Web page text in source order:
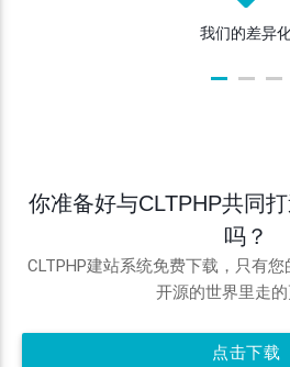
我们的差异
你准备好与CLTPHP共同
吗？
CLTPHP建站系统免费下载，只有
开源的世界里走的
点击下载